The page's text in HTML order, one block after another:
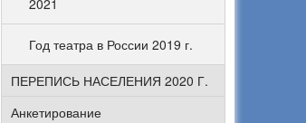
2021
Год театра в России 2019 г.
ПЕРЕПИСЬ НАСЕЛЕНИЯ 2020 Г.
Анкетирование